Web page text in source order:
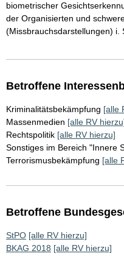
biometrischer
der Organisierten und
(Missbrauchsdarstellungen) i.
Betroffene
Kriminalitätsbekämpfung [alle
Massenmedien [alle RV
Rechtspolitik [alle RV hierzu]
Sonstiges im Bereich "Innere
Terrorismusbekämpfung [alle
Betroffene
StPO [alle RV hierzu]
BKAG 2018 [alle RV hierzu]